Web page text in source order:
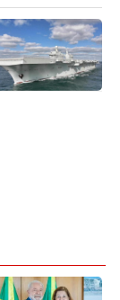
史倒车，严
缘对抗，已
责任编辑：许朝）